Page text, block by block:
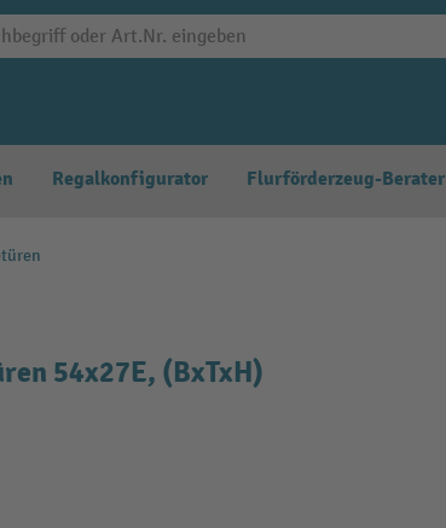
Regalkonfigurator Flurförderzeug-Berater
54x27E, (BxTxH)